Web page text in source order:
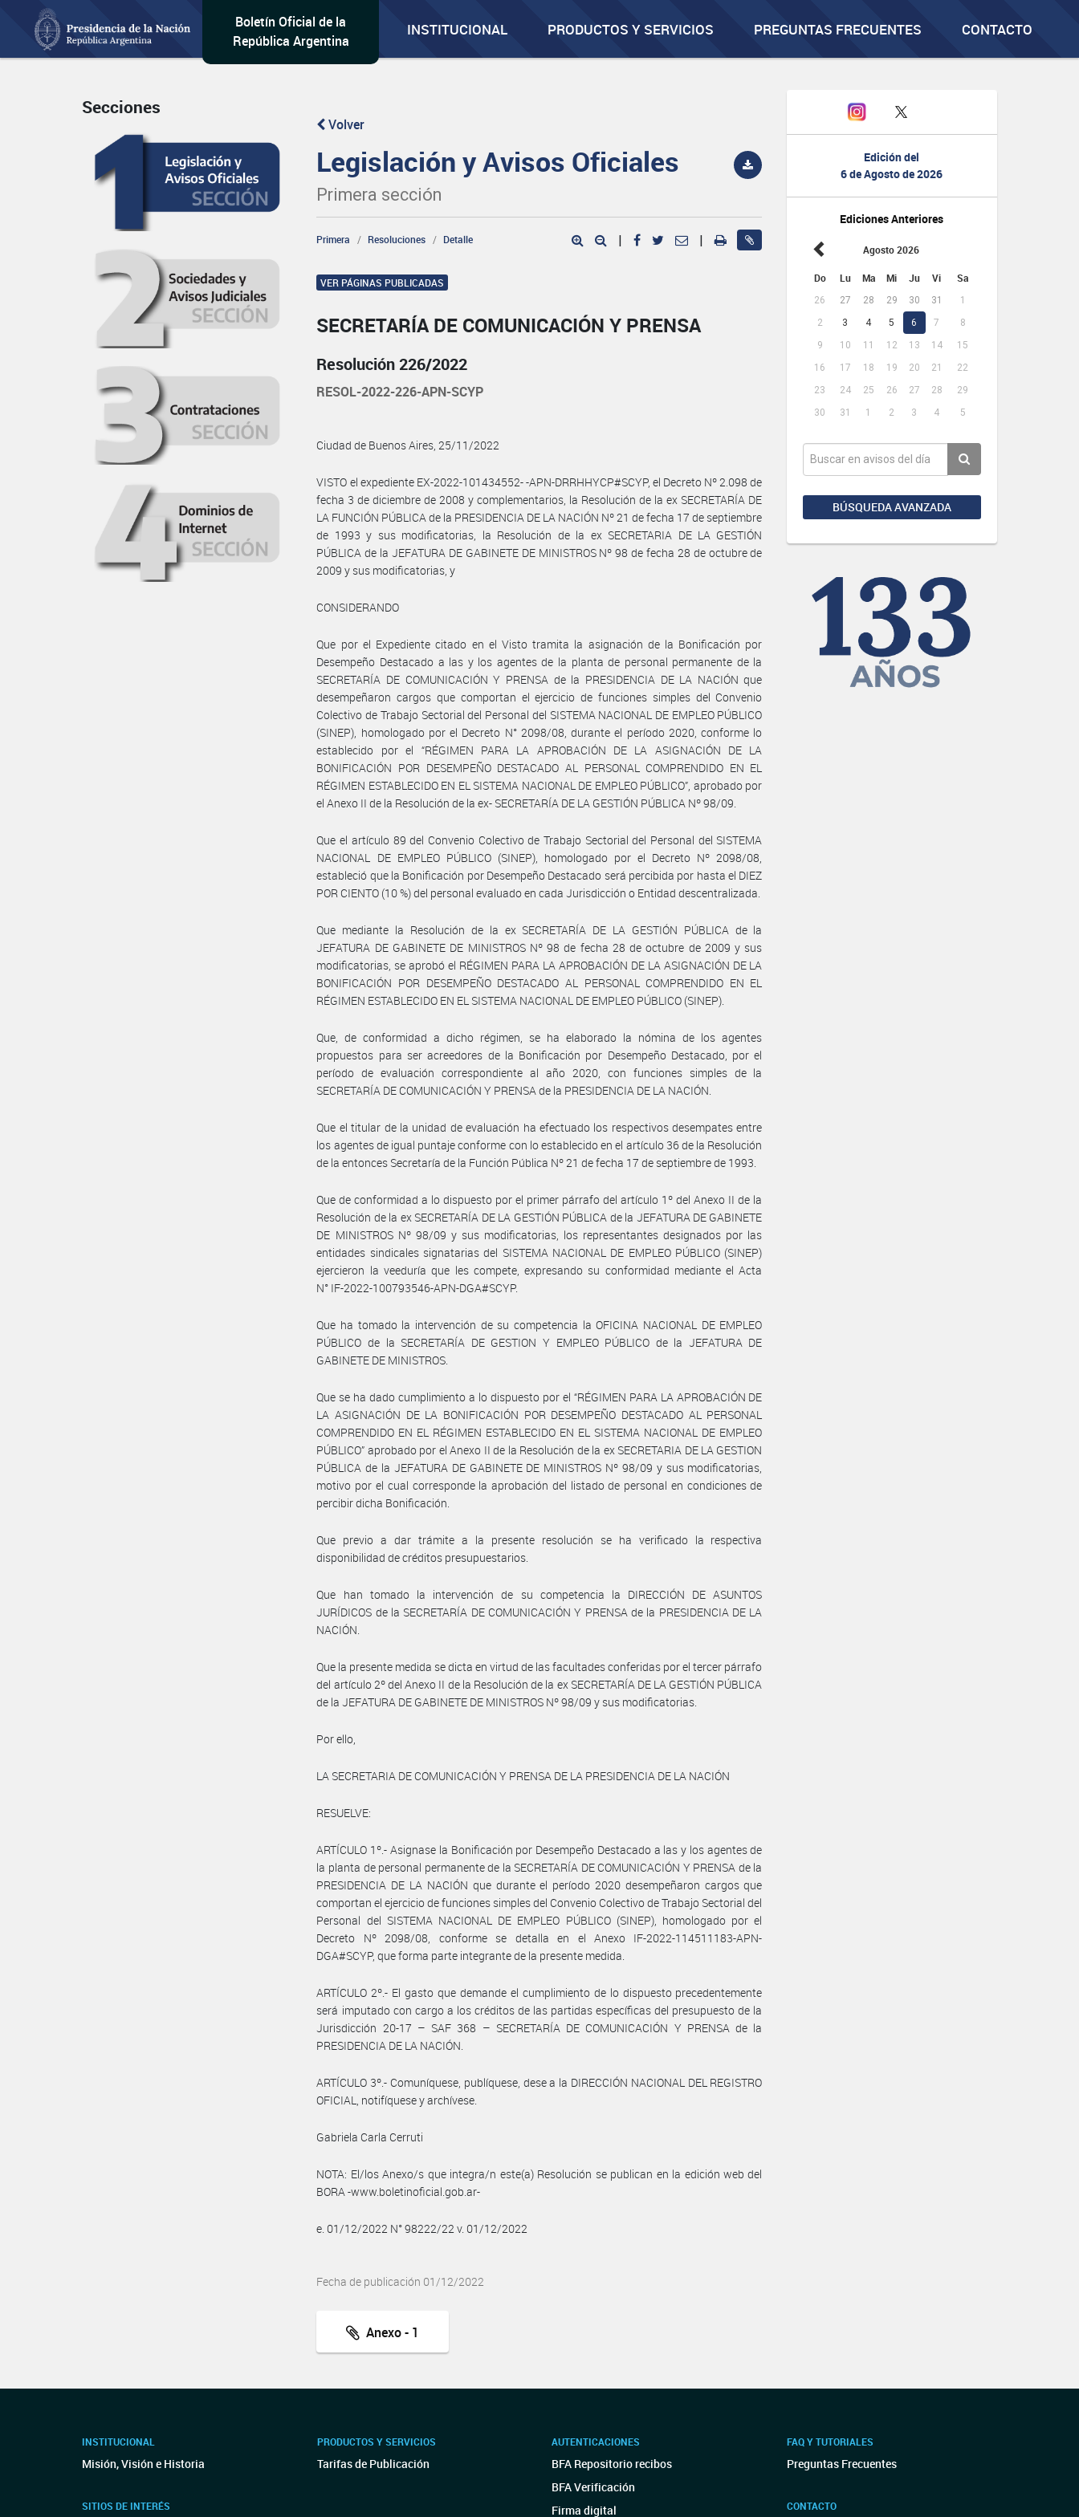
Boletín Oficial de la
República Argentina
INSTITUCIONAL PRODUCTOS Y SERVICIOS PREGUNTAS FRECUENTES CONTACTO
Edición del
6 de Agosto de 2026
Ediciones Anteriores
Agosto 2026
Do Lu Ma Mi Ju Vi Sa
26 27 28 29 30 31
1
2
3 4 5 6 7
8
9
10 11 12 13 14
15
16
17 18 19 20 21
22
23
24 25 26 27 28
29
30
31 1 2 3 4 5
BÚSQUEDA AVANZADA
Secciones
Volver
Legislación y Avisos Oficiales
Primera sección
Primera Resoluciones Detalle | |
VER PÁGINAS PUBLICADAS
SECRETARÍA DE COMUNICACIÓN Y PRENSA
Resolución 226/2022
RESOL-2022-226-APN-SCYP
Ciudad de Buenos Aires, 25/11/2022
VISTO el expediente EX-2022-101434552- -APN-DRRHHYCP#SCYP, el Decreto Nº 2.098 de
fecha 3 de diciembre de 2008 y complementarios, la Resolución de la ex SECRETARÍA DE
LA FUNCIÓN PÚBLICA de la PRESIDENCIA DE LA NACIÓN Nº 21 de fecha 17 de septiembre
de 1993 y sus modificatorias, la Resolución de la ex SECRETARIA DE LA GESTIÓN
PÚBLICA de la JEFATURA DE GABINETE DE MINISTROS Nº 98 de fecha 28 de octubre de
2009 y sus modificatorias, y
CONSIDERANDO
Que por el Expediente citado en el Visto tramita la asignación de la Bonificación por
Desempeño Destacado a las y los agentes de la planta de personal permanente de la
SECRETARÍA DE COMUNICACIÓN Y PRENSA de la PRESIDENCIA DE LA NACIÓN que
desempeñaron cargos que comportan el ejercicio de funciones simples del Convenio
Colectivo de Trabajo Sectorial del Personal del SISTEMA NACIONAL DE EMPLEO PÚBLICO
(SINEP), homologado por el Decreto N° 2098/08, durante el período 2020, conforme lo
establecido por el “RÉGIMEN PARA LA APROBACIÓN DE LA ASIGNACIÓN DE LA
BONIFICACIÓN POR DESEMPEÑO DESTACADO AL PERSONAL COMPRENDIDO EN EL
RÉGIMEN ESTABLECIDO EN EL SISTEMA NACIONAL DE EMPLEO PÚBLICO”, aprobado por
el Anexo II de la Resolución de la ex- SECRETARÍA DE LA GESTIÓN PÚBLICA Nº 98/09.
Que el artículo 89 del Convenio Colectivo de Trabajo Sectorial del Personal del SISTEMA
NACIONAL DE EMPLEO PÚBLICO (SINEP), homologado por el Decreto Nº 2098/08,
estableció que la Bonificación por Desempeño Destacado será percibida por hasta el DIEZ
POR CIENTO (10 %) del personal evaluado en cada Jurisdicción o Entidad descentralizada.
Que mediante la Resolución de la ex SECRETARÍA DE LA GESTIÓN PÚBLICA de la
JEFATURA DE GABINETE DE MINISTROS Nº 98 de fecha 28 de octubre de 2009 y sus
modificatorias, se aprobó el RÉGIMEN PARA LA APROBACIÓN DE LA ASIGNACIÓN DE LA
BONIFICACIÓN POR DESEMPEÑO DESTACADO AL PERSONAL COMPRENDIDO EN EL
RÉGIMEN ESTABLECIDO EN EL SISTEMA NACIONAL DE EMPLEO PÚBLICO (SINEP).
Que, de conformidad a dicho régimen, se ha elaborado la nómina de los agentes
propuestos para ser acreedores de la Bonificación por Desempeño Destacado, por el
período de evaluación correspondiente al año 2020, con funciones simples de la
SECRETARÍA DE COMUNICACIÓN Y PRENSA de la PRESIDENCIA DE LA NACIÓN.
Que el titular de la unidad de evaluación ha efectuado los respectivos desempates entre
los agentes de igual puntaje conforme con lo establecido en el artículo 36 de la Resolución
de la entonces Secretaría de la Función Pública Nº 21 de fecha 17 de septiembre de 1993.
Que de conformidad a lo dispuesto por el primer párrafo del artículo 1º del Anexo II de la
Resolución de la ex SECRETARÍA DE LA GESTIÓN PÚBLICA de la JEFATURA DE GABINETE
DE MINISTROS Nº 98/09 y sus modificatorias, los representantes designados por las
entidades sindicales signatarias del SISTEMA NACIONAL DE EMPLEO PÚBLICO (SINEP)
ejercieron la veeduría que les compete, expresando su conformidad mediante el Acta
N° IF-2022-100793546-APN-DGA#SCYP.
Que ha tomado la intervención de su competencia la OFICINA NACIONAL DE EMPLEO
PÚBLICO de la SECRETARÍA DE GESTION Y EMPLEO PÚBLICO de la JEFATURA DE
GABINETE DE MINISTROS.
Que se ha dado cumplimiento a lo dispuesto por el “RÉGIMEN PARA LA APROBACIÓN DE
LA ASIGNACIÓN DE LA BONIFICACIÓN POR DESEMPEÑO DESTACADO AL PERSONAL
COMPRENDIDO EN EL RÉGIMEN ESTABLECIDO EN EL SISTEMA NACIONAL DE EMPLEO
PÚBLICO” aprobado por el Anexo II de la Resolución de la ex SECRETARIA DE LA GESTION
PÚBLICA de la JEFATURA DE GABINETE DE MINISTROS Nº 98/09 y sus modificatorias,
motivo por el cual corresponde la aprobación del listado de personal en condiciones de
percibir dicha Bonificación.
Que previo a dar trámite a la presente resolución se ha verificado la respectiva
disponibilidad de créditos presupuestarios.
Que han tomado la intervención de su competencia la DIRECCIÓN DE ASUNTOS
JURÍDICOS de la SECRETARÍA DE COMUNICACIÓN Y PRENSA de la PRESIDENCIA DE LA
NACIÓN.
Que la presente medida se dicta en virtud de las facultades conferidas por el tercer párrafo
del artículo 2º del Anexo II de la Resolución de la ex SECRETARÍA DE LA GESTIÓN PÚBLICA
de la JEFATURA DE GABINETE DE MINISTROS Nº 98/09 y sus modificatorias.
Por ello,
LA SECRETARIA DE COMUNICACIÓN Y PRENSA DE LA PRESIDENCIA DE LA NACIÓN
RESUELVE:
ARTÍCULO 1º.- Asignase la Bonificación por Desempeño Destacado a las y los agentes de
la planta de personal permanente de la SECRETARÍA DE COMUNICACIÓN Y PRENSA de la
PRESIDENCIA DE LA NACIÓN que durante el período 2020 desempeñaron cargos que
comportan el ejercicio de funciones simples del Convenio Colectivo de Trabajo Sectorial del
Personal del SISTEMA NACIONAL DE EMPLEO PÚBLICO (SINEP), homologado por el
Decreto Nº 2098/08, conforme se detalla en el Anexo IF-2022-114511183-APN-
DGA#SCYP, que forma parte integrante de la presente medida.
ARTÍCULO 2º.- El gasto que demande el cumplimiento de lo dispuesto precedentemente
será imputado con cargo a los créditos de las partidas específicas del presupuesto de la
Jurisdicción 20-17 – SAF 368 – SECRETARÍA DE COMUNICACIÓN Y PRENSA de la
PRESIDENCIA DE LA NACIÓN.
ARTÍCULO 3º.- Comuníquese, publíquese, dese a la DIRECCIÓN NACIONAL DEL REGISTRO
OFICIAL, notifíquese y archívese.
Gabriela Carla Cerruti
NOTA: El/los Anexo/s que integra/n este(a) Resolución se publican en la edición web del
BORA -www.boletinoficial.gob.ar-
e. 01/12/2022 N° 98222/22 v. 01/12/2022
Fecha de publicación 01/12/2022
Anexo - 1
INSTITUCIONAL
Misión, Visión e Historia
SITIOS DE INTERÉS
PRODUCTOS Y SERVICIOS
Tarifas de Publicación
AUTENTICACIONES
BFA Repositorio recibos
BFA Verificación
Firma digital
FAQ Y TUTORIALES
Preguntas Frecuentes
CONTACTO